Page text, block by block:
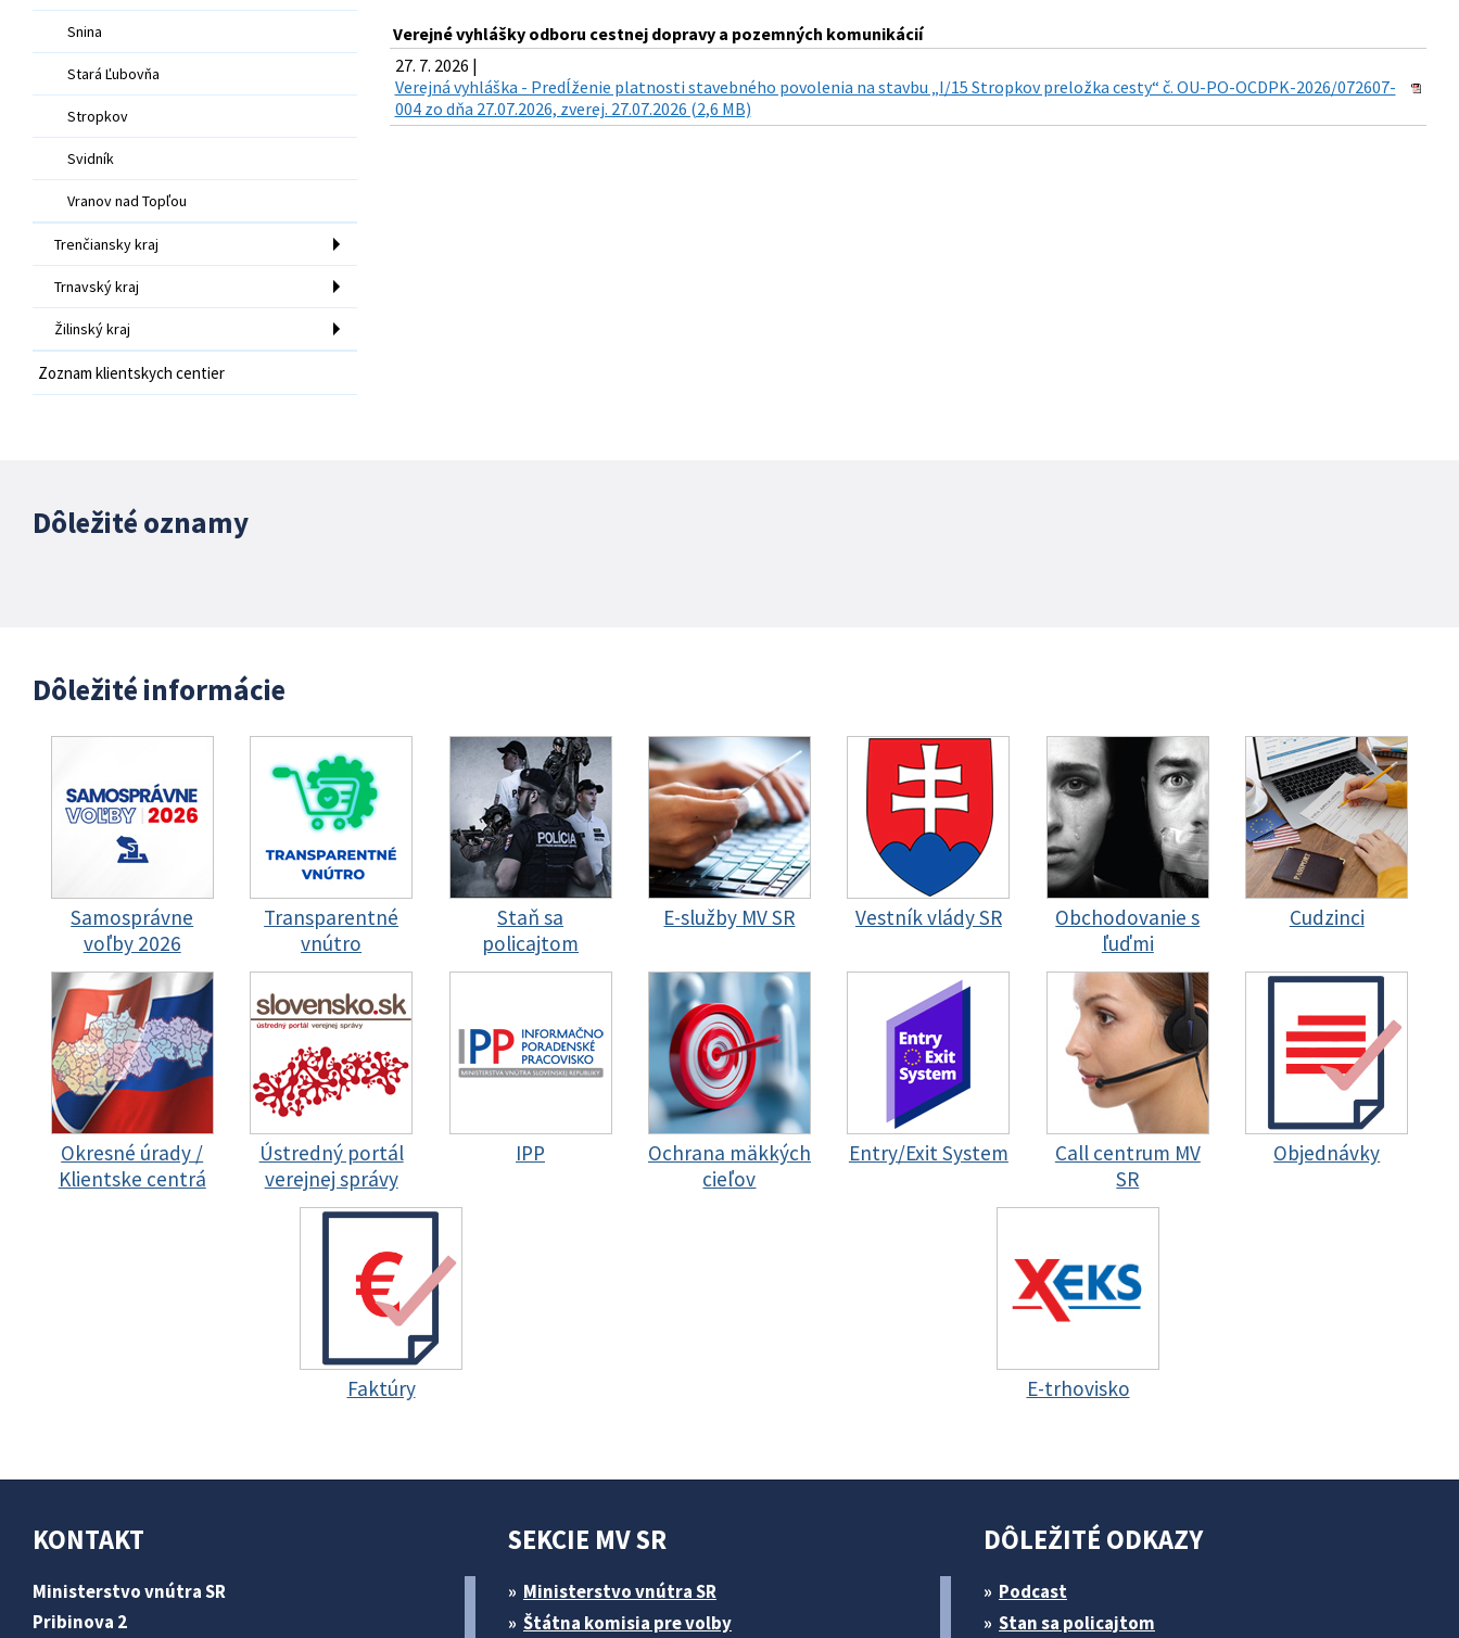
Snina
Stará Ľubovňa
Stropkov
Svidník
Vranov nad Topľou
Trenčiansky kraj
Trnavský kraj
Žilinský kraj
Zoznam klientskych centier
Verejné vyhlášky odboru cestnej dopravy a pozemných komunikácií
27. 7. 2026 |
Verejná vyhláška - Predĺženie platnosti stavebného povolenia na stavbu „I/15 Stropkov preložka cesty“ č. OU-PO-OCDPK-2026/072607-
004 zo dňa 27.07.2026, zverej. 27.07.2026 (2,6 MB)
Dôležité oznamy
Dôležité informácie
Samosprávne
voľby 2026
Transparentné
vnútro
Staň sa
policajtom
E-služby MV SR Vestník vlády SR
Obchodovanie s
ľuďmi
Cudzinci
Okresné úrady /
Klientske centrá
Ústredný portál
verejnej správy
IPP
Ochrana mäkkých
cieľov
Entry/Exit System
Call centrum MV
SR
Objednávky
Faktúry E-trhovisko
KONTAKT
Ministerstvo vnútra SR
Pribinova 2
SEKCIE MV SR
Ministerstvo vnútra SR
Štátna komisia pre volby
DÔLEŽITÉ ODKAZY
Podcast
Stan sa policajtom